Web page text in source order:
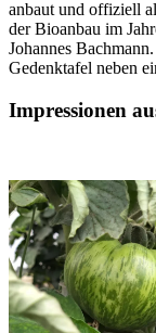
anbaut und offiziell
der Bioanbau im
Johannes
Gedenktafel neben
Impressionen